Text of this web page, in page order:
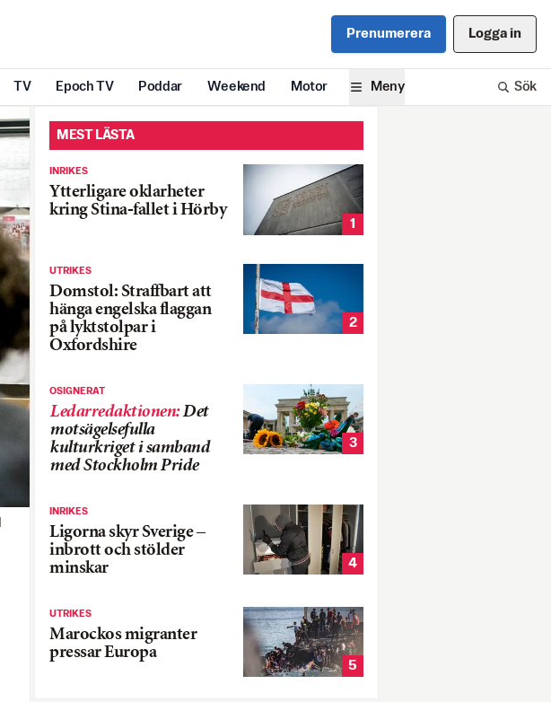
Prenumerera Logga in
TV Epoch TV Poddar Weekend Motor Meny Sök
MEST LÄSTA
INRIKES
Ytterligare oklarheter
kring Stina-fallet i Hörby
1
UTRIKES
Domstol: Straffbart att
hänga engelska flaggan
på lyktstolpar i
Oxfordshire
2
OSIGNERAT
Ledarredaktionen:Det
motsägelsefulla
kulturkriget i samband
med Stockholm Pride
3
INRIKES
Ligorna skyr Sverige –
inbrott och stölder
minskar
4
UTRIKES
Marockos migranter
pressar Europa
5